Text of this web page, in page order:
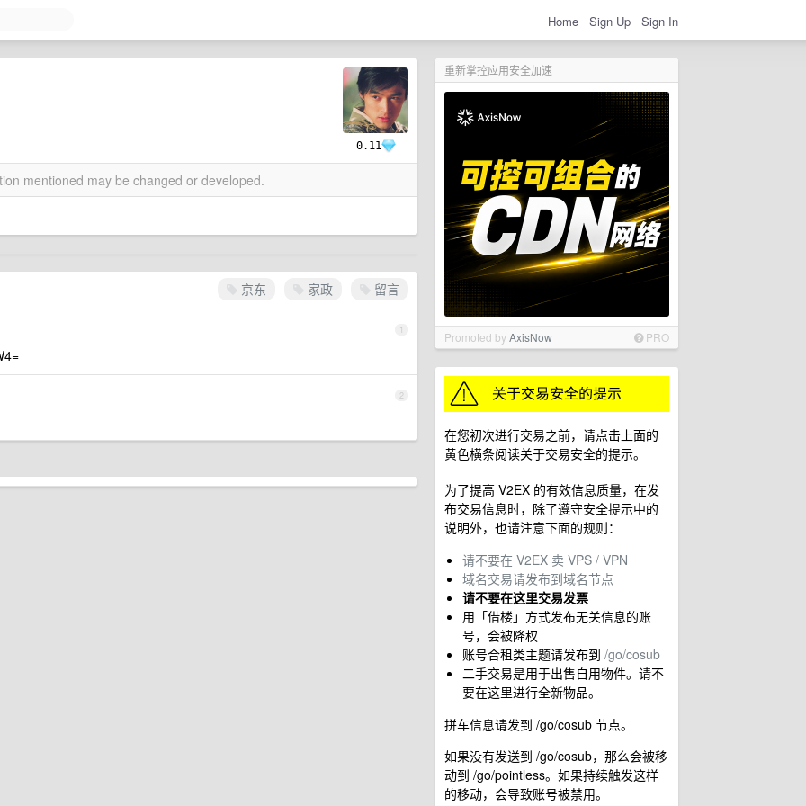
Home Sign Up Sign In
重新掌控应用安全加速
Promoted byAxisNow PRO
在您初次进行交易之前，请点击上面的
黄色横条阅读关于交易安全的提示。
为了提高 V2EX 的有效信息质量，在发
布交易信息时，除了遵守安全提示中的
说明外，也请注意下面的规则：
请不要在 V2EX 卖 VPS / VPN
域名交易请发布到域名节点
请不要在这里交易发票
用「借楼」方式发布无关信息的账
号，会被降权
账号合租类主题请发布到 /go/cosub
二手交易是用于出售自用物件。请不
要在这里进行全新物品。
拼车信息请发到 /go/cosub 节点。
如果没有发送到 /go/cosub，那么会被移
动到 /go/pointless。如果持续触发这样
的移动，会导致账号被禁用。
0.11
mentioned may be changed or developed.
京东 家政 留言
1
2